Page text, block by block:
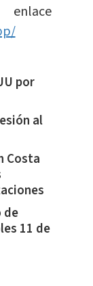
enlace
por
al
Costa
de
11 de